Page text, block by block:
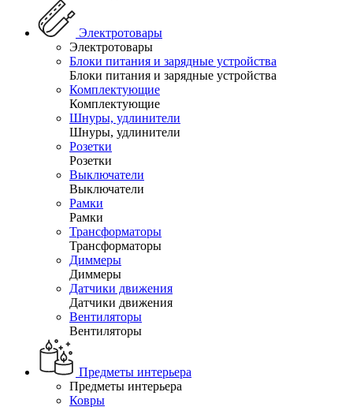
Электротовары
Электротовары
Блоки питания и зарядные устройства
Блоки питания и зарядные устройства
Комплектующие
Комплектующие
Шнуры, удлинители
Шнуры, удлинители
Розетки
Розетки
Выключатели
Выключатели
Рамки
Рамки
Трансформаторы
Трансформаторы
Диммеры
Диммеры
Датчики движения
Датчики движения
Вентиляторы
Вентиляторы
Предметы интерьера
Предметы интерьера
Ковры